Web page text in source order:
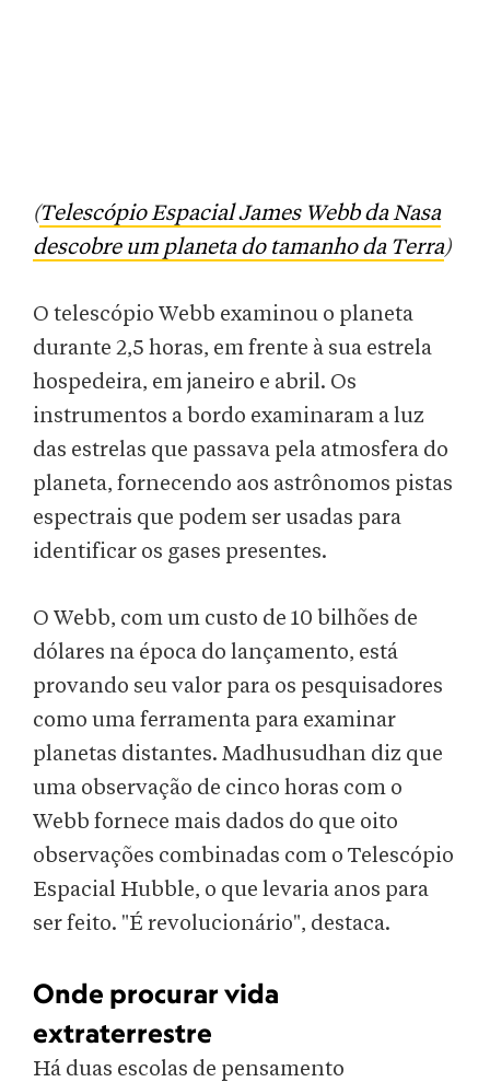
(Telescópio Espacial James Webb da Nasa
descobre um planeta do tamanho da Terra)
O telescópio Webb examinou o planeta
durante 2,5 horas, em frente à sua estrela
hospedeira, em janeiro e abril. Os
instrumentos a bordo examinaram a luz
das estrelas que passava pela atmosfera do
planeta, fornecendo aos astrônomos pistas
espectrais que podem ser usadas para
identificar os gases presentes.
O Webb, com um custo de 10 bilhões de
dólares na época do lançamento, está
provando seu valor para os pesquisadores
como uma ferramenta para examinar
planetas distantes. Madhusudhan diz que
uma observação de cinco horas com o
Webb fornece mais dados do que oito
observações combinadas com o Telescópio
Espacial Hubble, o que levaria anos para
ser feito. "É revolucionário", destaca.
Onde procurar vida
extraterrestre
Há duas escolas de pensamento